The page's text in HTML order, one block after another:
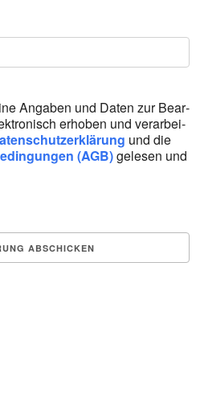
Anga­ben und Daten zur Bear­
erho­ben und ver­ar­bei­
und die
(AGB)gele­sen und